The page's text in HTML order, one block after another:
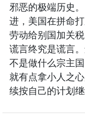
邪恶的极端历史
进，美国在拼命
劳动给别国加关
谎言终究是谎言
不是做什么宗主
就有点拿小人之
续按自己的计划